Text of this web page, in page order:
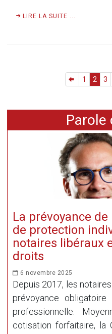
LIRE LA SUITE ...
1 2 3
Parole
La prévoyance de
de protection
notaires libéraux
droits
6 novembre 2025
Depuis 2017, les
prévoyance
professionnelle.
cotisation forfaitaire, la